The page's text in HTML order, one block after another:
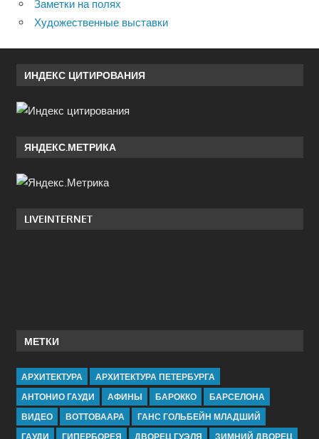
Заметки на полях
Художественные выставки
ИНДЕКС ЦИТИРОВАНИЯ
ЯНДЕКС.МЕТРИКА
LIVEINTERNET
МЕТКИ
АРХИТЕКТУРА
АРХИТЕКТУРА ПЕТЕРБУРГА
АНТОНИО ГАУДИ
АФИНЫ БАРОККО
БАРСЕЛОНА
ВИДЕО
ВОТТОВААРА
ГАНС ГОЛЬБЕЙН МЛАДШИЙ
ГАУДИ
ГИПЕРБОРЕЯ ДВОРЕЦ ГУЭЛЯ ЗИМНИЙ ДВОРЕЦ